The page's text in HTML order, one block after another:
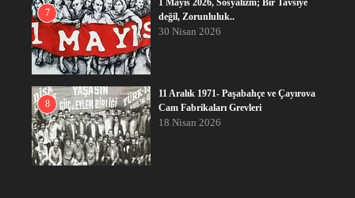
7
1 Mayıs 2026, Sosyalizm; Bir Tavsiye
değil, Zorunluluk..
30 Nisan 2026
8
11 Aralık 1971- Paşabahçe ve Çayırova
Cam Fabrikaları Grevleri
18 Nisan 2026